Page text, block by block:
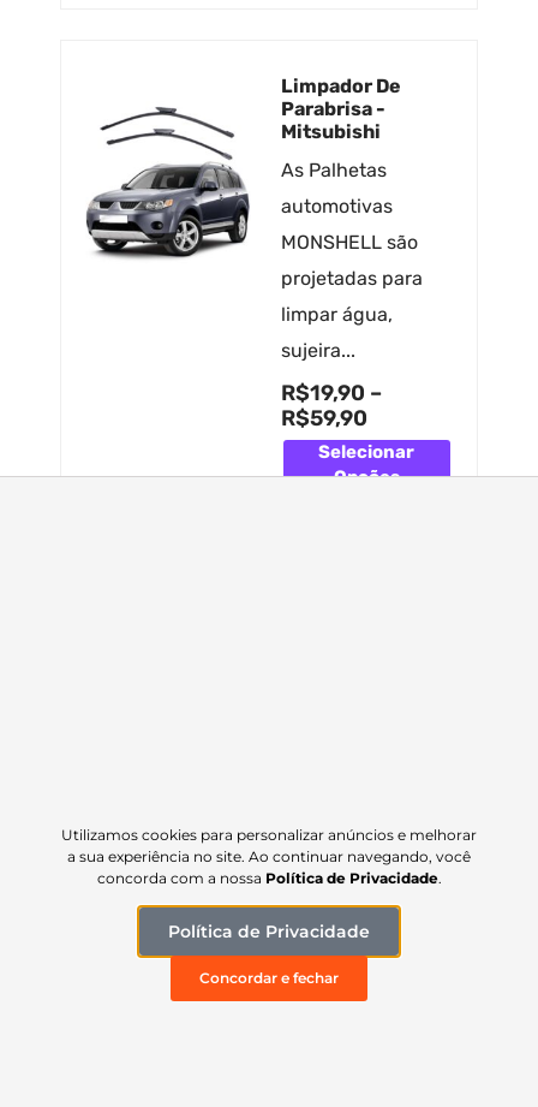
Limpador De
Parabrisa -
Mitsubishi
As Palhetas
automotivas
MONSHELL são
projetadas para
limpar água,
sujeira...
R$19,90 –
R$59,90
Selecionar
Opções
(35) 99137-4429
(35) 99140-2475
NAVEGAÇÃO
Início
Linha Prime
Utilizamos cookies para personalizar anúncios e melhorar
a sua experiência no site. Ao continuar navegando, você
concorda com a nossa Política de Privacidade.
Política de Privacidade
Concordar e fechar